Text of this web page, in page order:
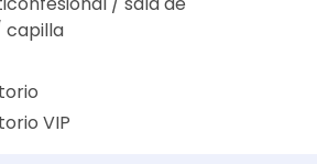
capilla
VIP